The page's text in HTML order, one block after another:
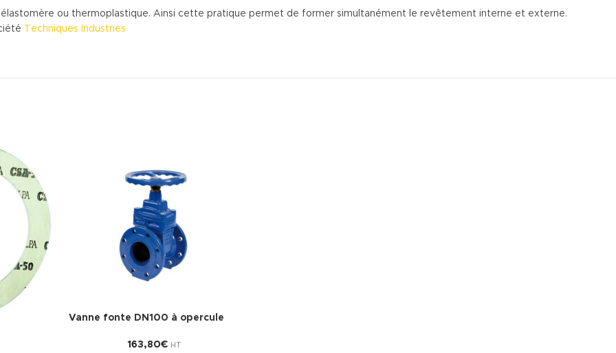
ou thermoplastique. Ainsi cette pratique permet de former simultanément le revêtement interne et externe.
Techniques Industries
Vanne fonte DN100 à opercule
163,80€ HT